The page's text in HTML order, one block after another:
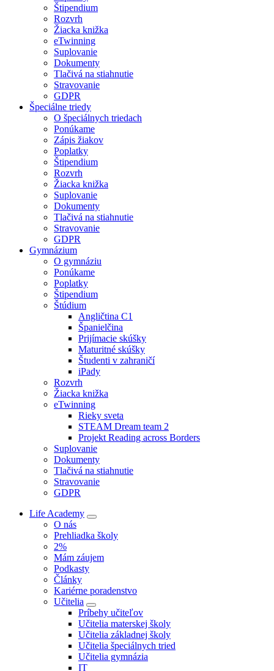
Štipendium
Rozvrh
Žiacka knižka
eTwinning
Suplovanie
Dokumenty
Tlačivá na stiahnutie
Stravovanie
GDPR
Špeciálne triedy
O špeciálnych triedach
Ponúkame
Zápis žiakov
Poplatky
Štipendium
Rozvrh
Žiacka knižka
Suplovanie
Dokumenty
Tlačivá na stiahnutie
Stravovanie
GDPR
Gymnázium
O gymnáziu
Ponúkame
Poplatky
Štipendium
Štúdium
Angličtina C1
Španielčina
Prijímacie skúšky
Maturitné skúšky
Študenti v zahraničí
iPady
Rozvrh
Žiacka knižka
eTwinning
Rieky sveta
STEAM Dream team 2
Projekt Reading across Borders
Suplovanie
Dokumenty
Tlačivá na stiahnutie
Stravovanie
GDPR
Life Academy
O nás
Prehliadka školy
2%
Mám záujem
Podkasty
Články
Kariérne poradenstvo
Učitelia
Príbehy učiteľov
Učitelia materskej školy
Učitelia základnej školy
Učitelia špeciálnych tried
Učitelia gymnázia
IT